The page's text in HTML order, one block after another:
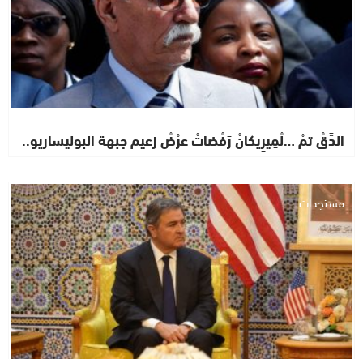
الدَّقْ تَمْ …لْمِيرِيكَانْ رَفْضَاتْ عرْضْ زعيم جبهة البوليساريو..
مستجدات